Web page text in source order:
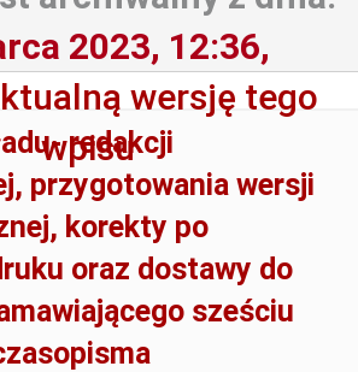
2023, 12:36,
wersję tego
wpisu
redakcji
przygotowania wersji
korekty po
oraz dostawy do
sześciu